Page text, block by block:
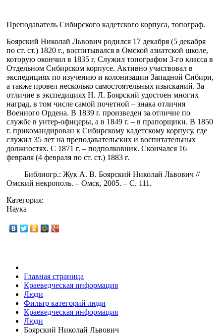
Преподаватель Сибирского кадетского корпуса, топограф.
Боярский Николай Львович родился 17 декабря (5 декабря
по ст. ст.) 1820 г., воспитывался в Омской азиатской школе,
которую окончил в 1835 г. Служил топографом 3-го класса в
Отдельном Сибирском корпусе. Активно участвовал в
экспедициях по изучению и колонизации Западной Сибири,
а также провел несколько самостоятельных изысканий. За
отличие в экспедициях Н. Л. Боярский удостоен многих
наград, в том числе самой почетной – знака отличия
Военного Ордена. В 1839 г. произведен за отличие по
службе в унтер-офицеры, а в 1849 г. – в прапорщики. В 1850
г. прикомандирован к Сибирскому кадетскому корпусу, где
служил 35 лет на преподавательских и воспитательных
должностях. С 1871 г. – подполковник. Скончался 16
февраля (4 февраля по ст. ст.) 1883 г.
Библиогр.: Жук А. В. Боярский Николай Львович //
Омский некрополь. – Омск, 2005. – С. 111.
Категория:
Наука
Главная страница
Краеведческая информация
Люди
Фильтр категорий люди
Краеведческая информация
Люди
Боярский Николай Львович